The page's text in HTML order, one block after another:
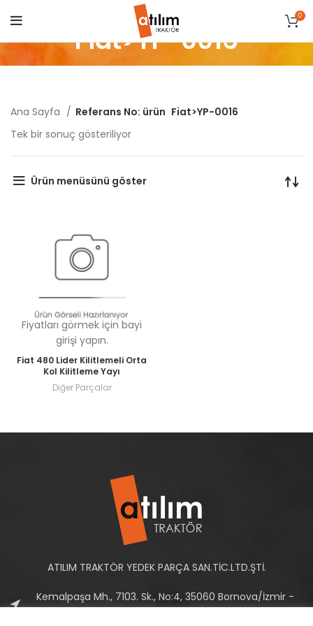
0
Fiat>YP-0016
Ana Sayfa Referans No: ürün Fiat>YP-0016
Tek bir sonuç gösteriliyor
Ürün menüsünü göster
Fiyatları görmek için bayi
girişi yapın.
Fiat 480 Lider Kilitlemeli Orta
Kol Kilitleme Yayı
Diğer Parçalar
ATILIM TRAKTÖR YEDEK PARÇA SAN.TİC.LTD.ŞTİ.
Kemalpaşa Mh., 7103. Sk., No:4, 35060 Bornova/İzmir -